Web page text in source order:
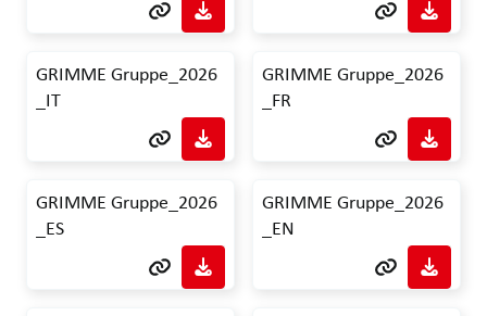
GRIMME Gruppe_2026
_IT
GRIMME Gruppe_2026
_FR
GRIMME Gruppe_2026
_ES
GRIMME Gruppe_2026
_EN